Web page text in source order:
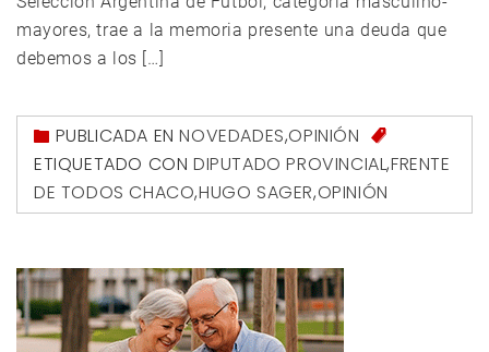
mayores, trae a la memoria presente una deuda que
debemos a los […]
PUBLICADA ENNOVEDADES,OPINIÓN
ETIQUETADO CON DIPUTADO PROVINCIAL,FRENTE
DE TODOS CHACO,HUGO SAGER,OPINIÓN